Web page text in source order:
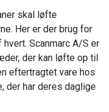
skal løfte
Her er der brug for
Scanmarc A/S er
der kan løfte op til
eftertragtet vare hos
der har deres daglige